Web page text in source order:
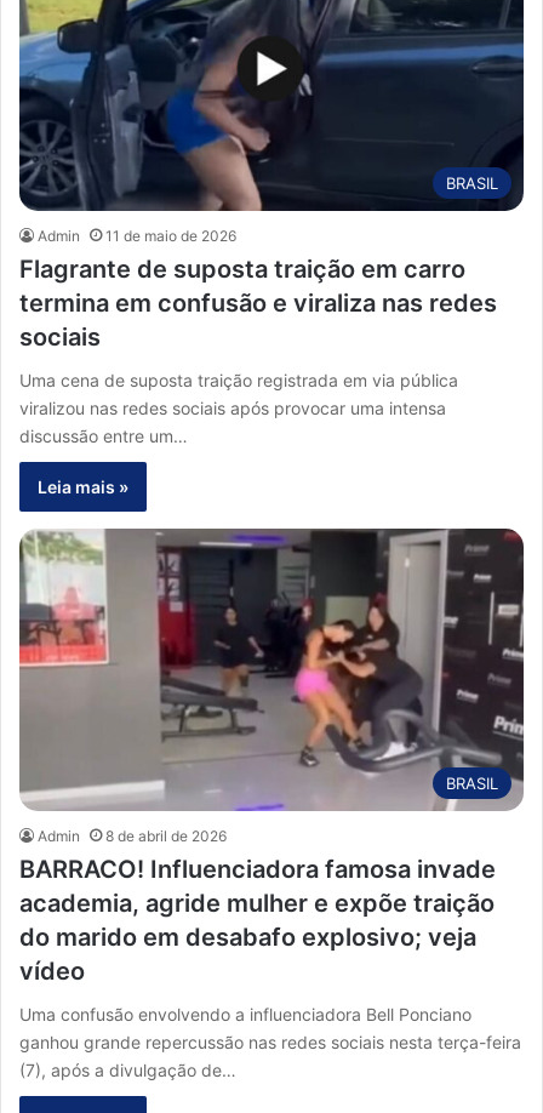
BRASIL
Admin 11 de maio de 2026
Flagrante de suposta traição em carro
termina em confusão e viraliza nas redes
sociais
Uma cena de suposta traição registrada em via pública
viralizou nas redes sociais após provocar uma intensa
discussão entre um…
Leia mais »
BRASIL
Admin 8 de abril de 2026
BARRACO! Influenciadora famosa invade
academia, agride mulher e expõe traição
do marido em desabafo explosivo; veja
vídeo
Uma confusão envolvendo a influenciadora Bell Ponciano
ganhou grande repercussão nas redes sociais nesta terça-feira
(7), após a divulgação de…